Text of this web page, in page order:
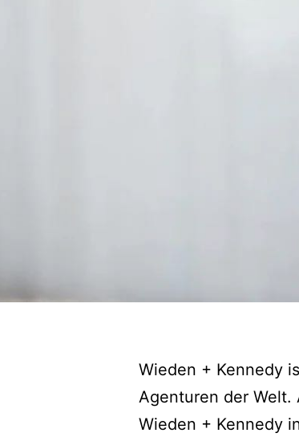
Wieden + Kennedy
Agenturen der Welt.
Wieden + Kennedy